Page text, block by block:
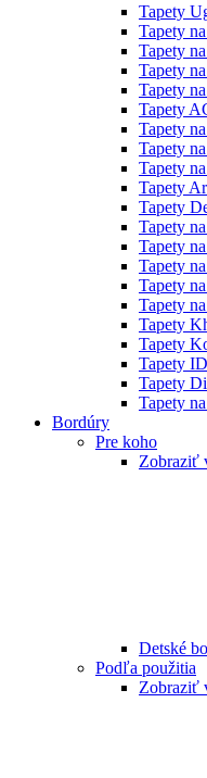
Tapety
Tapety
Tapety
Tapety
Tapety
Tapety
Tapety
Tapety
Tapety
Tapety
Tapety
Tapety
Tapety
Tapety
Tapety
Tapety
Tapety
Tapety
Tapety
Tapety
Tapety
Bordúry
Pre koho
Zobraziť
Detské
Podľa použitia
Zobraziť